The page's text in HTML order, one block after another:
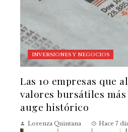
INVERSIONES Y NEGOCIOS
Las 10 empresas que
valores bursátiles
auge histórico
Lorenza Quintana Hace 7